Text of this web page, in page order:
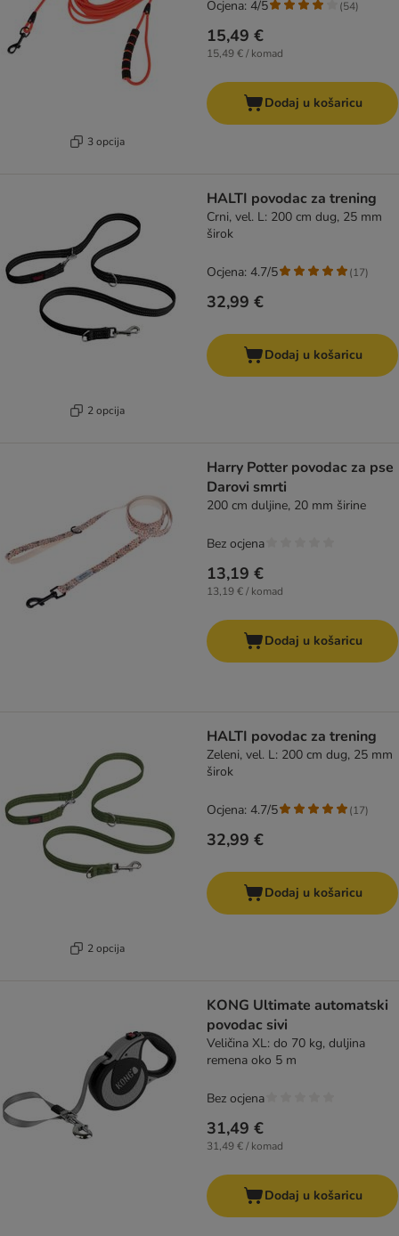
3 opcija
15,49 €
15,49 € / komad
Ocjena: 4/5 (54)
Dodaj u košaricu
2 opcija
HALTI povodac za trening
Crni, vel. L: 200 cm dug, 25 mm
širok
32,99 €
Ocjena: 4.7/5 (17)
Dodaj u košaricu
Harry Potter povodac za pse
Darovi smrti
200 cm duljine, 20 mm širine
13,19 €
13,19 € / komad
Bez ocjena
Dodaj u košaricu
2 opcija
HALTI povodac za trening
Zeleni, vel. L: 200 cm dug, 25 mm
širok
32,99 €
Ocjena: 4.7/5 (17)
Dodaj u košaricu
KONG Ultimate automatski
povodac sivi
Veličina XL: do 70 kg, duljina
remena oko 5 m
31,49 €
31,49 € / komad
Bez ocjena
Dodaj u košaricu